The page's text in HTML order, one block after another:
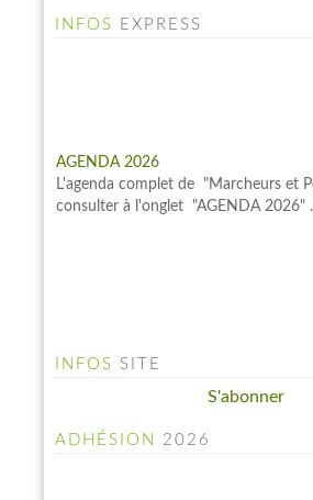
INFOS EXPRESS
consulter à l'onglet "AGENDA 2026" ...
INFOS SITE
S'abonner
ADHÉSION 2026